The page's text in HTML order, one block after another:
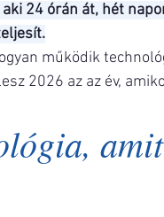
24 órán át, hét
működik
2026 az az év,
amit